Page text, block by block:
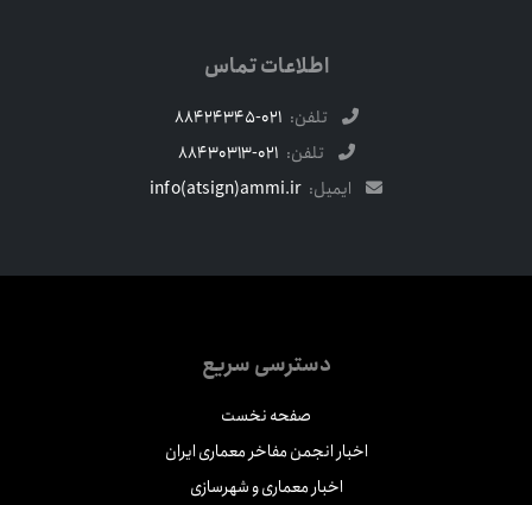
اطلاعات تماس
تلفن: 021-88424345
تلفن: 021-88430313
ایمیل: info(atsign)ammi.ir
دسترسی سریع
صفحه نخست
اخبار انجمن مفاخر معماری ایران
اخبار معماری و شهرسازی